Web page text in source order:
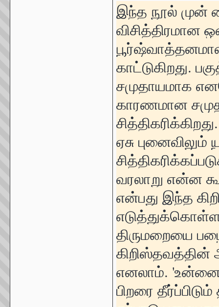
இந்த நூல் முன்
காட்டுகிறது.
சமுதாயமாக
காரணமான
ஏசு
வரலாறு என்ன
என்பது இந்த
திருமறையை
கிறிஸ்தவத்தின்
எனலாம்.
பிறரை